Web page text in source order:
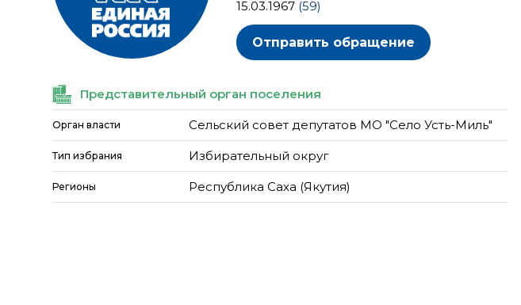
15.03.1967 (59)
Отправить обращение
Представительный орган поселения
Орган власти Сельский совет депутатов МО "Село Усть-Миль"
Тип избрания Избирательный округ
Регионы Республика Саха (Якутия)